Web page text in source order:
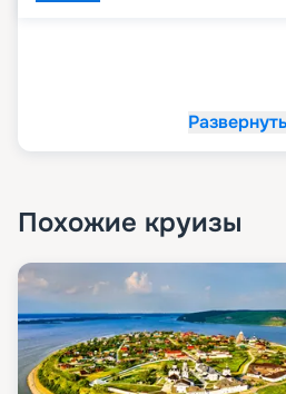
Развернуть
Похожие круизы